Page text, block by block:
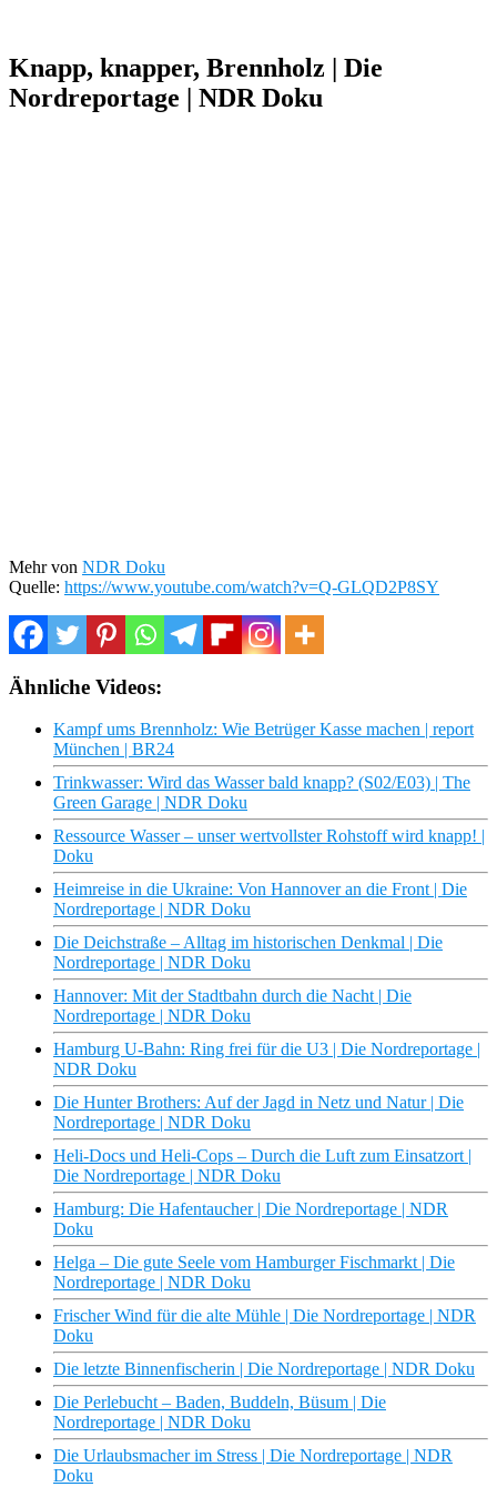
Knapp, knapper, Brennholz | Die
Nordreportage | NDR Doku
Mehr von NDR Doku
Quelle: https://www.youtube.com/watch?v=Q-GLQD2P8SY
Ähnliche Videos:
Kampf ums Brennholz: Wie Betrüger Kasse machen | report
München | BR24
Trinkwasser: Wird das Wasser bald knapp? (S02/E03) | The
Green Garage | NDR Doku
Ressource Wasser – unser wertvollster Rohstoff wird knapp! |
Doku
Heimreise in die Ukraine: Von Hannover an die Front | Die
Nordreportage | NDR Doku
Die Deichstraße – Alltag im historischen Denkmal | Die
Nordreportage | NDR Doku
Hannover: Mit der Stadtbahn durch die Nacht | Die
Nordreportage | NDR Doku
Hamburg U-Bahn: Ring frei für die U3 | Die Nordreportage |
NDR Doku
Die Hunter Brothers: Auf der Jagd in Netz und Natur | Die
Nordreportage | NDR Doku
Heli-Docs und Heli-Cops – Durch die Luft zum Einsatzort |
Die Nordreportage | NDR Doku
Hamburg: Die Hafentaucher | Die Nordreportage | NDR
Doku
Helga – Die gute Seele vom Hamburger Fischmarkt | Die
Nordreportage | NDR Doku
Frischer Wind für die alte Mühle | Die Nordreportage | NDR
Doku
Die letzte Binnenfischerin | Die Nordreportage | NDR Doku
Die Perlebucht – Baden, Buddeln, Büsum | Die
Nordreportage | NDR Doku
Die Urlaubsmacher im Stress | Die Nordreportage | NDR
Doku